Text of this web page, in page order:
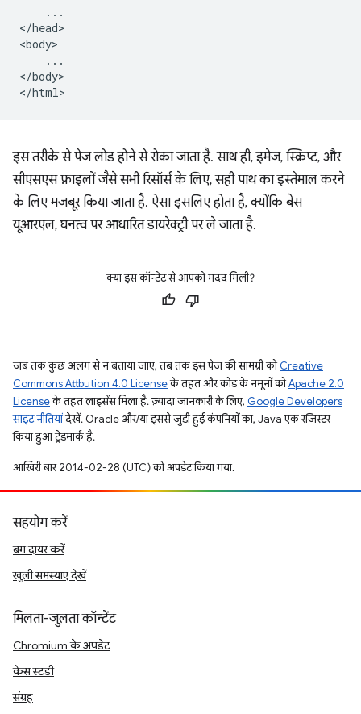
    ...
</head>
<body>
    ...
</body>
इस तरीके से पेज लोड होने से रोका जाता है. साथ ही, इमेज, स्क्रिप्ट, और
सीएसएस फ़ाइलों जैसे सभी रिसॉर्स के लिए, सही पाथ का इस्तेमाल करने
के लिए मजबूर किया जाता है. ऐसा इसलिए होता है, क्योंकि बेस
यूआरएल, घनत्व पर आधारित डायरेक्ट्री पर ले जाता है.
क्या इस कॉन्टेंट से आपको मदद मिली?
जब तक कुछ अलग से न बताया जाए, तब तक इस पेज की सामग्री कोCreative
Commons Attribution 4.0 Licenseके तहत और कोड के नमूनों कोApache 2.0
Licenseके तहत लाइसेंस मिला है. ज़्यादा जानकारी के लिए, Google Developers
साइट नीतियांदेखें. Oracle और/या इससे जुड़ी हुई कंपनियों का, Java एक रजिस्टर
किया हुआ ट्रेडमार्क है.
आखिरी बार 2014-02-28 (UTC) को अपडेट किया गया.
सहयोग करें
बग दायर करें
खुली समस्याएं देखें
मिलता-जुलता कॉन्टेंट
Chromium के अपडेट
केस स्टडी
संग्रह